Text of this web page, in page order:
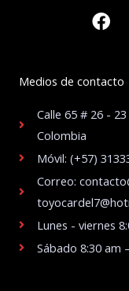
Medios de contacto
Calle 65 # 26 -
Colombia
Móvil: (+57)
Correo:
Lunes - viernes
Sábado 8:30 am